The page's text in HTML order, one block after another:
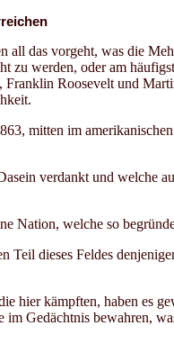
all das vorgeht, was die
zu werden, oder am
Roosevelt und
mitten im
verdankt und welche
Nation, welche so
dieses Feldes
hier kämpften, haben es
Gedächtnis bewahren,